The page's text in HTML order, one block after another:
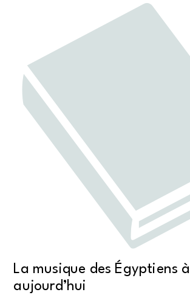
La musique des Égyptiens à
aujourd’hui